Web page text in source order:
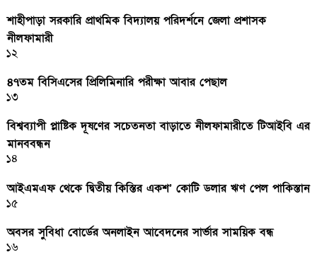
শাহীপাড়া সরকারি প্রাথমিক বিদ্যালয় পরিদর্শনে জেলা প্রশাসক
নীলফামারী
১২
৪৭তম বিসিএসের প্রিলিমিনারি পরীক্ষা আবার পেছাল
১৩
বিশ্বব্যাপী প্লাষ্টিক দূষণের সচেতনতা বাড়াতে নীলফামারীতে টিআইবি এর
মানববন্ধন
১৪
আইএমএফ থেকে দ্বিতীয় কিস্তির একশ’ কোটি ডলার ঋণ পেল পাকিস্তান
১৫
অবসর সুবিধা বোর্ডের অনলাইন আবেদনের সার্ভার সাময়িক বন্ধ
১৬